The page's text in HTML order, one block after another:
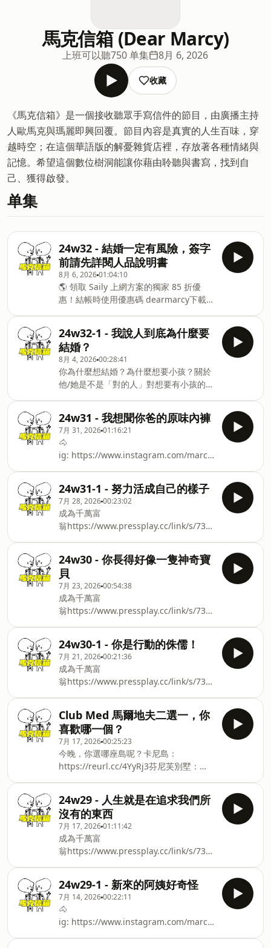
馬克信箱 (Dear Marcy)
上班可以聽750 单集 8月 6, 2026
收藏
《馬克信箱》是一個接收聽眾手寫信件的節目，由廣播主持
人歐馬克與瑪麗即興回覆。節目內容是真實的人生百味，穿
越時空；在這個華語版的解憂雜貨店裡，存放著各種情緒與
記憶。希望這個數位樹洞能讓你藉由聆聽與書寫，找到自
己、獲得啟發。
单集
24w32 - 結婚一定有風險，簽字
前請先詳閱人品說明書
8月 6, 202601:04:10
🌎 領取 Saily 上網方案的獨家 85 折優
惠！結帳時使用優惠碼 dearmarcy下載
https://saily.com/dearmarcy ⛵🐴
ig: ⁠⁠⁠⁠⁠⁠⁠⁠⁠⁠⁠⁠⁠⁠⁠⁠⁠⁠⁠⁠⁠⁠⁠⁠⁠⁠⁠⁠⁠⁠⁠⁠⁠⁠⁠⁠⁠⁠⁠⁠⁠⁠⁠⁠⁠⁠⁠⁠⁠⁠⁠⁠⁠⁠⁠⁠⁠⁠⁠⁠⁠⁠⁠⁠⁠⁠⁠⁠⁠⁠⁠https://www.instagram.com/
⁠⁠⁠⁠⁠⁠⁠⁠⁠⁠⁠⁠⁠⁠⁠⁠⁠⁠⁠⁠⁠⁠⁠⁠⁠⁠⁠⁠⁠⁠⁠⁠⁠⁠⁠⁠⁠https://www.threads.com/@marc_orange⁠⁠⁠⁠⁠⁠⁠⁠⁠⁠⁠⁠⁠⁠⁠⁠⁠⁠⁠⁠⁠⁠⁠⁠⁠⁠⁠⁠⁠⁠⁠⁠⁠⁠⁠⁠⁠🦄
ig: ⁠⁠⁠
24w32-1 - 我說人到底為什麼要
結婚？
8月 4, 202600:28:41
你為什麼想結婚？為什麼想要小孩？關於
他/她是不是「對的人」對想要有小孩的人
孩子他的爸爸/媽媽是你的另一半五秒內出
現的答案就是最終答案了不想要有小孩的
人有個更簡單的標準：這個人給你的快樂
多，還是痛苦多然後相處其實不應該要有
痛苦的太多的婚姻都是沒必要但你自己去
淌渾水當你因為害怕沒有伴而對另一半的
標準將就結果就是你會讓自己過著將就的
下半輩子將就沒有不好，只要你意識到那
是出於你的選擇而不是被某種「大家都這
麼做，所以我也好像應該這麼做」的社會
24w31 - 我想聞你爸的原味內褲
7月 31, 202601:16:21
🐴
ig: ⁠⁠⁠⁠⁠⁠⁠⁠⁠⁠⁠⁠⁠⁠⁠⁠⁠⁠⁠⁠⁠⁠⁠⁠⁠⁠⁠⁠⁠⁠⁠⁠⁠⁠⁠⁠⁠⁠⁠⁠⁠⁠⁠⁠⁠⁠⁠⁠⁠⁠⁠⁠⁠⁠⁠⁠⁠⁠⁠⁠⁠⁠⁠⁠⁠⁠⁠⁠⁠https://www.instagram.com/
ig: ⁠⁠⁠⁠⁠⁠⁠⁠⁠⁠⁠⁠⁠⁠⁠⁠⁠⁠⁠⁠⁠⁠⁠⁠⁠⁠⁠⁠⁠⁠⁠⁠⁠⁠⁠⁠⁠⁠⁠⁠⁠⁠⁠⁠⁠⁠⁠⁠⁠⁠⁠⁠⁠⁠⁠⁠⁠⁠⁠⁠⁠⁠⁠⁠⁠⁠⁠⁠⁠https://www.instagram.com/maryi
24w31-1 - 努力活成自己的樣子
7月 28, 202600:23:02
成為千萬富
翁⁠⁠⁠⁠⁠⁠⁠⁠⁠⁠⁠⁠⁠⁠⁠⁠⁠⁠⁠⁠⁠⁠⁠⁠⁠⁠⁠⁠⁠⁠⁠⁠⁠⁠⁠⁠⁠⁠⁠https://www.pressplay.cc/link/s/73BEE2F3⁠⁠⁠⁠⁠⁠⁠⁠⁠⁠⁠⁠⁠⁠⁠⁠⁠⁠⁠⁠⁠⁠⁠⁠⁠⁠⁠⁠⁠⁠⁠⁠⁠⁠🐴
ig: ⁠⁠⁠⁠⁠⁠⁠⁠⁠⁠⁠⁠⁠⁠⁠⁠⁠⁠⁠⁠⁠⁠⁠⁠⁠⁠⁠⁠⁠⁠⁠⁠⁠⁠⁠⁠⁠⁠⁠⁠⁠⁠⁠⁠⁠⁠⁠⁠⁠⁠⁠⁠⁠⁠⁠⁠⁠⁠⁠⁠⁠⁠⁠⁠⁠⁠⁠⁠⁠https://www.instagram.com/
⁠⁠⁠⁠⁠⁠⁠⁠⁠⁠⁠⁠⁠⁠⁠⁠⁠⁠⁠⁠⁠⁠⁠⁠⁠⁠⁠⁠⁠⁠⁠⁠⁠⁠⁠https://www.threads.com/@marc_orange⁠⁠⁠⁠⁠⁠⁠⁠⁠⁠⁠⁠⁠⁠⁠⁠⁠⁠⁠⁠⁠
24w30 - 你長得好像一隻神奇寶
貝
7月 23, 202600:54:38
成為千萬富
翁⁠⁠⁠⁠⁠⁠⁠⁠⁠⁠⁠⁠⁠⁠⁠⁠⁠⁠⁠⁠⁠⁠⁠⁠⁠⁠⁠⁠⁠⁠⁠⁠⁠⁠⁠⁠https://www.pressplay.cc/link/s/73BEE2F3⁠⁠⁠⁠⁠⁠⁠⁠⁠⁠⁠⁠⁠⁠⁠⁠⁠⁠⁠⁠⁠⁠⁠⁠⁠⁠⁠⁠⁠⁠⁠⁠⁠破
ig: ⁠⁠⁠⁠⁠⁠⁠⁠⁠⁠⁠⁠⁠⁠⁠⁠⁠⁠⁠⁠⁠⁠⁠⁠⁠⁠⁠⁠⁠⁠⁠⁠⁠⁠⁠⁠⁠⁠⁠⁠⁠⁠⁠⁠⁠⁠⁠⁠⁠⁠⁠⁠⁠⁠⁠⁠⁠⁠⁠⁠⁠⁠⁠⁠⁠⁠⁠⁠https://www.instagram.com/
⁠⁠⁠⁠⁠⁠⁠⁠⁠⁠⁠⁠⁠⁠⁠⁠⁠⁠⁠⁠⁠⁠⁠⁠⁠⁠⁠⁠⁠⁠⁠⁠⁠⁠https://www.threads.com/@marc_orange⁠⁠⁠⁠⁠⁠⁠⁠⁠⁠⁠⁠⁠⁠
24w30-1 - 你是行動的侏儒！
7月 21, 202600:21:36
成為千萬富
翁⁠⁠⁠⁠⁠⁠⁠⁠⁠⁠⁠⁠⁠⁠⁠⁠⁠⁠⁠⁠⁠⁠⁠⁠⁠⁠⁠⁠⁠⁠⁠⁠⁠⁠⁠⁠https://www.pressplay.cc/link/s/73BEE2F3⁠⁠⁠⁠⁠⁠⁠⁠⁠⁠⁠⁠⁠⁠⁠⁠⁠⁠⁠⁠⁠⁠⁠⁠⁠⁠⁠⁠⁠⁠⁠⁠⁠破
見的人，他的模樣並不是你想成為的樣
子，那他的意見並不需要太過重視。」🐴
ig: ⁠⁠⁠⁠⁠⁠⁠⁠⁠⁠⁠⁠⁠⁠⁠⁠⁠⁠⁠⁠⁠⁠⁠⁠⁠⁠⁠⁠⁠⁠⁠⁠⁠⁠⁠⁠⁠⁠⁠⁠⁠⁠⁠⁠⁠⁠⁠⁠⁠⁠⁠⁠⁠⁠⁠⁠⁠⁠⁠⁠⁠⁠⁠⁠⁠⁠⁠⁠https://www.instagram.com/
⁠⁠⁠⁠⁠⁠⁠⁠⁠⁠⁠⁠⁠⁠⁠⁠⁠⁠⁠⁠⁠⁠⁠⁠⁠⁠⁠⁠⁠⁠⁠⁠⁠⁠https://www
Club Med 馬爾地夫二選一，你
喜歡哪一個？
7月 17, 202600:25:23
今晚，你選哪座島呢？卡尼島：
https://reurl.cc/4YyRj3芬尼芙別墅：
地夫 #卡尼島 #芬尼芙別墅#ClubMed #
馬爾地夫 #Maldives未來的世界會變成會
買股票的人，與不會買股票的
人⁠⁠⁠⁠⁠⁠⁠⁠⁠⁠⁠⁠⁠⁠⁠⁠⁠⁠⁠⁠⁠⁠⁠⁠⁠⁠⁠⁠⁠⁠⁠⁠⁠⁠https://www.pressplay.cc/link/s/73BEE2F3⁠⁠⁠⁠⁠⁠⁠⁠⁠⁠⁠⁠⁠⁠⁠⁠⁠⁠⁠⁠⁠⁠⁠⁠⁠⁠⁠⁠⁠⁠⁠⁠⁠破
除各種迷思，讓你的認知與財富都自由
吧！你也能成為千萬富翁！🐴
ig: ⁠⁠⁠⁠⁠⁠⁠⁠⁠⁠⁠⁠⁠⁠⁠⁠⁠⁠⁠⁠⁠⁠⁠⁠⁠⁠⁠⁠⁠⁠⁠⁠⁠⁠⁠⁠⁠⁠⁠⁠⁠⁠⁠⁠⁠⁠⁠⁠⁠⁠⁠⁠⁠⁠⁠⁠⁠⁠⁠⁠⁠⁠⁠⁠⁠⁠⁠⁠https://www.instagram.com/marc_orange⁠⁠⁠⁠⁠⁠⁠⁠⁠⁠⁠⁠⁠⁠⁠⁠
24w29 - 人生就是在追求我們所
沒有的東西
7月 17, 202601:11:42
成為千萬富
翁⁠⁠⁠⁠⁠⁠⁠⁠⁠⁠⁠⁠⁠⁠⁠⁠⁠⁠⁠⁠⁠⁠⁠⁠⁠⁠⁠⁠⁠⁠⁠⁠⁠https://www.pressplay.cc/link/s/73BEE2F3⁠⁠⁠⁠⁠⁠⁠⁠⁠⁠⁠⁠⁠⁠⁠⁠⁠⁠⁠⁠⁠⁠⁠⁠⁠⁠⁠⁠⁠⁠⁠⁠破
ig: ⁠⁠⁠⁠⁠⁠⁠⁠⁠⁠⁠⁠⁠⁠⁠⁠⁠⁠⁠⁠⁠⁠⁠⁠⁠⁠⁠⁠⁠⁠⁠⁠⁠⁠⁠⁠⁠⁠⁠⁠⁠⁠⁠⁠⁠⁠⁠⁠⁠⁠⁠⁠⁠⁠⁠⁠⁠⁠⁠⁠⁠⁠⁠⁠⁠⁠⁠https://www.instagram.com/
⁠⁠⁠⁠⁠⁠⁠⁠⁠⁠⁠⁠⁠⁠⁠⁠⁠⁠⁠⁠⁠⁠⁠⁠⁠⁠⁠⁠⁠⁠⁠⁠⁠https://www.threads.com/@marc_orange⁠⁠⁠⁠⁠⁠⁠⁠⁠⁠⁠⁠⁠⁠⁠⁠⁠⁠⁠⁠⁠
24w29-1 - 新來的阿姨好奇怪
7月 14, 202600:22:11
🐴
ig: ⁠⁠⁠⁠⁠⁠⁠⁠⁠⁠⁠⁠⁠⁠⁠⁠⁠⁠⁠⁠⁠⁠⁠⁠⁠⁠⁠⁠⁠⁠⁠⁠⁠⁠⁠⁠⁠⁠⁠⁠⁠⁠⁠⁠⁠⁠⁠⁠⁠⁠⁠⁠⁠⁠⁠⁠⁠⁠⁠⁠⁠⁠⁠⁠⁠⁠⁠https://www.instagram.com/